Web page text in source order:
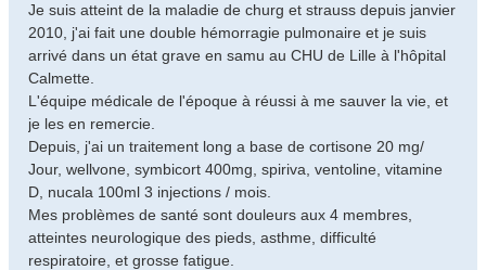
g
e
Je suis atteint de la maladie de churg et strauss depuis janvier
2010, j'ai fait une double hémorragie pulmonaire et je suis
arrivé dans un état grave en samu au CHU de Lille à l'hôpital
Calmette.
L'équipe médicale de l'époque à réussi à me sauver la vie, et
je les en remercie.
Depuis, j'ai un traitement long a base de cortisone 20 mg/
Jour, wellvone, symbicort 400mg, spiriva, ventoline, vitamine
D, nucala 100ml 3 injections / mois.
Mes problèmes de santé sont douleurs aux 4 membres,
atteintes neurologique des pieds, asthme, difficulté
respiratoire, et grosse fatigue.